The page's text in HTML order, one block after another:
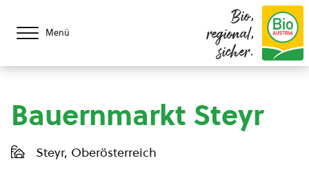
Menü
Bio,
regional,
sicher.
Bauernmarkt Steyr
Steyr, Oberösterreich